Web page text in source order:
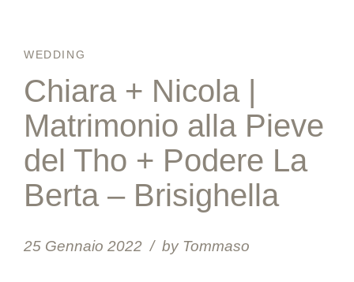
WEDDING
Chiara + Nicola |
Matrimonio alla Pieve
del Tho + Podere La
Berta – Brisighella
25 Gennaio 2022 by Tommaso